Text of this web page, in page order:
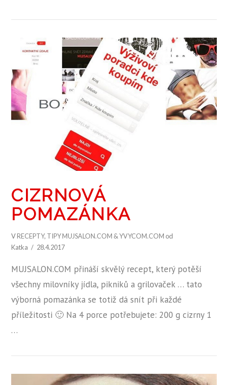
ZOBRAZIT PŘÍSPĚVEK
CIZRNOVÁ
POMAZÁNKA
VRECEPTY, TIPY MUJSALON.COM & YVYCOM.COM od
Katka
28.4.2017
MUJSALON.COM přináší skvělý recept, který potěší
všechny milovníky jídla, pikniků a grilovaček … tato
výborná pomazánka se totiž dá snít při každé
příležitosti 🙂 Na 4 porce potřebujete: 200 g cizrny 1
…